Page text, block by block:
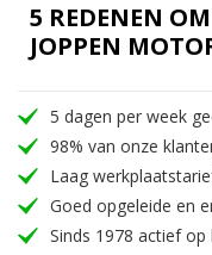
5 REDENEN
JOPPEN
5 dagen per week
98% van onze
Laag
Goed opgeleide en
Sinds 1978 actief